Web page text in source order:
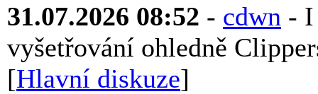
31.07.2026 08:52 - cdwn - I
vyšetřování ohledně
[Hlavní diskuze]